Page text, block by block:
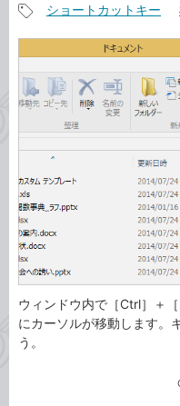
事
カ
ゴ
リ
グ
ショートカットキー
ウィンドウ内で［Ctrl］＋
にカーソルが移動します。
う。